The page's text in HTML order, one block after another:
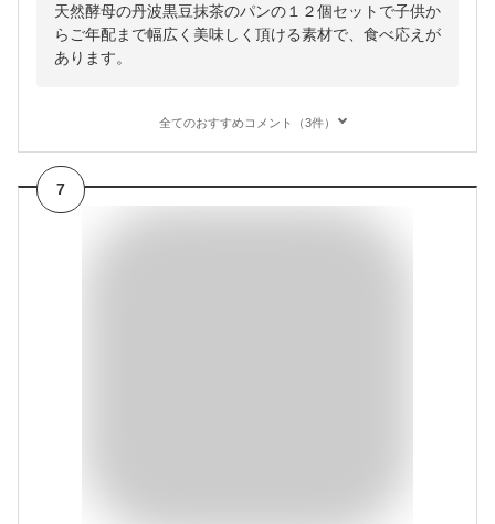
天然酵母の丹波黒豆抹茶のパンの１２個セットで子供か
らご年配まで幅広く美味しく頂ける素材で、食べ応えが
あります。
全てのおすすめコメント（3件）
7